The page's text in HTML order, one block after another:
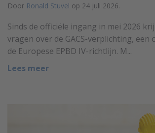
Door Ronald Stuvel op 24 juli 2026.
Sinds de officiële ingang in mei 2026
vragen over de GACS-verplichting, een
de Europese EPBD IV-richtlijn. M...
Lees meer